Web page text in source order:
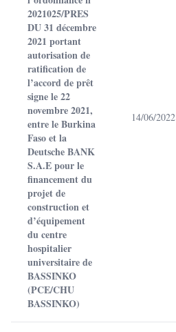
2021025/PRES
DU 31 décembre
2021 portant
autorisation de
ratification de
l’accord de prêt
signe le 22
novembre 2021,
entre le Burkina
Faso et la
Deutsche BANK
S.A.E pour le
financement du
projet de
construction et
d’équipement
du centre
hospitalier
universitaire de
BASSINKO
(PCE/CHU
BASSINKO)
14/06/2022